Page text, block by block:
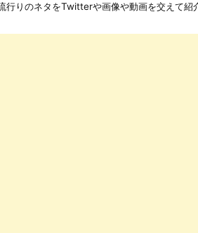
りのネタをTwitterや画像や動画を交えて紹